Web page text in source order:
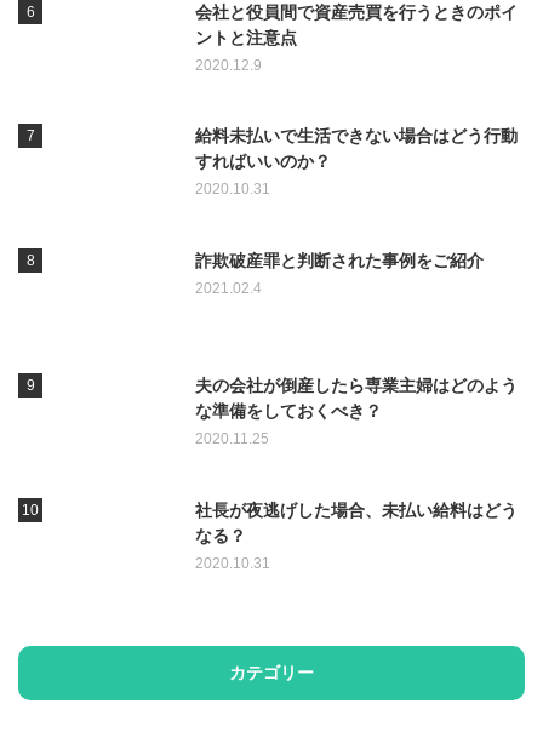
会社と役員間で資産売買を行うときのポイ
ントと注意点
2020.12.9
給料未払いで生活できない場合はどう行動
すればいいのか？
2020.10.31
詐欺破産罪と判断された事例をご紹介
2021.02.4
夫の会社が倒産したら専業主婦はどのよう
な準備をしておくべき？
2020.11.25
社長が夜逃げした場合、未払い給料はどう
なる？
2020.10.31
カテゴリー